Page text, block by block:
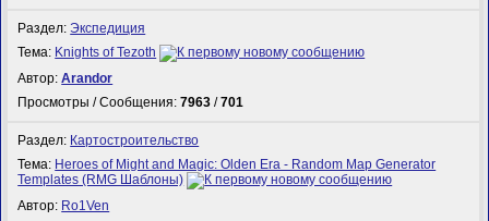
Раздел:Экспедиция
Тема: Knights of Tezoth
Автор:Arandor
Просмотры / Сообщения:7963 /701
Раздел: Картостроительство
Тема: Heroes of Might and Magic: Olden Era - Random Map Generator
Templates (RMG Шаблоны)
Автор: Ro1Ven